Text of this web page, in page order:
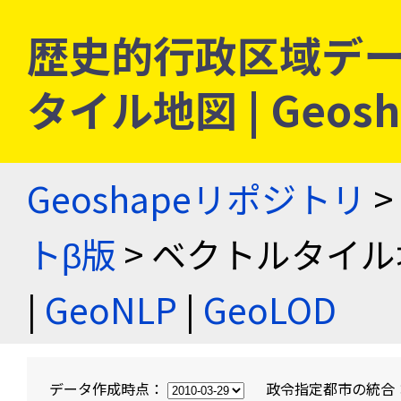
歴史的行政区域デ
タイル地図 |
Geoshapeリポジトリ >
トβ版 > ベクトルタイ
| GeoNLP | GeoLOD
データ作成時点： 政令指定都市の統